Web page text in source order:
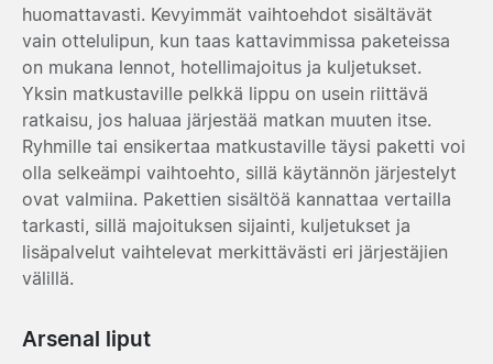
huomattavasti. Kevyimmät vaihtoehdot sisältävät
vain ottelulipun, kun taas kattavimmissa paketeissa
on mukana lennot, hotellimajoitus ja kuljetukset.
Yksin matkustaville pelkkä lippu on usein riittävä
ratkaisu, jos haluaa järjestää matkan muuten itse.
Ryhmille tai ensikertaa matkustaville täysi paketti voi
olla selkeämpi vaihtoehto, sillä käytännön järjestelyt
ovat valmiina. Pakettien sisältöä kannattaa vertailla
tarkasti, sillä majoituksen sijainti, kuljetukset ja
lisäpalvelut vaihtelevat merkittävästi eri järjestäjien
välillä.
Arsenal liput